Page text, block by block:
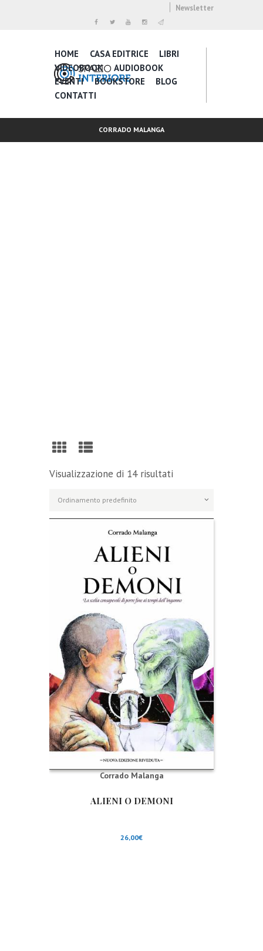
Newsletter
HOME CASA EDITRICE
LIBRI
VIDEOBOOK
AUDIOBOOK
EVENTI
BOOKSTORE
BLOG
CONTATTI
CORRADO MALANGA
Visualizzazione di 14 risultati
Corrado Malanga
ALIENI O DEMONI
26,00€